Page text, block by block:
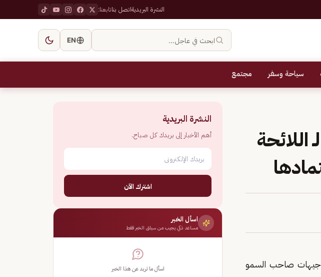
النشرة البريديةاتصل بناتابعنا:
ابحث في عاجل… EN
سياحة وسفر مجتمع
4 أهداف لـ اللائحة
صاحب السمو
النشرة البريدية
أهم الأخبار إلى بريدك كل صباح.
اشترك الآن
اسأل الخبر
مساعد ذكي يجيب من سياق الخبر فقط
اسأل ما تريد عن هذا الخبر